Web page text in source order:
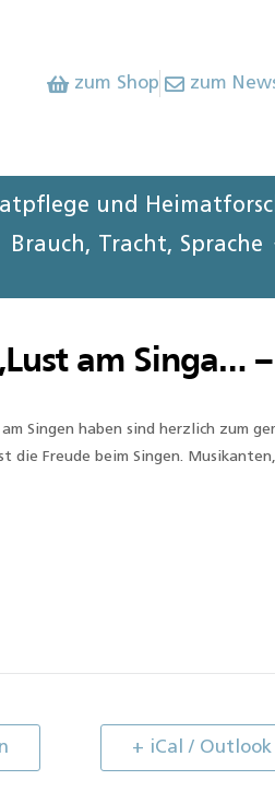
zum Shop zum
und
Brauch, Tracht, Sprache
am Singa…
Singen haben sind herzlich zum
Freude beim Singen.
+ iCal /